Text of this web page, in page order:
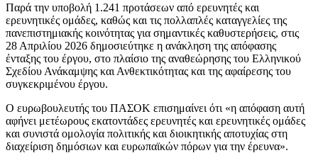
Παρά την υποβολή 1.241 προτάσεων από ερευνητές και
ερευνητικές ομάδες, καθώς και τις πολλαπλές καταγγελίες της
πανεπιστημιακής κοινότητας για σημαντικές καθυστερήσεις, στις
28 Απριλίου 2026 δημοσιεύτηκε η ανάκληση της απόφασης
ένταξης του έργου, στο πλαίσιο της αναθεώρησης του Ελληνικού
Σχεδίου Ανάκαμψης και Ανθεκτικότητας και της αφαίρεσης του
συγκεκριμένου έργου.
Ο ευρωβουλευτής του ΠΑΣΟΚ επισημαίνει ότι «η απόφαση αυτή
αφήνει μετέωρους εκατοντάδες ερευνητές και ερευνητικές ομάδες
και συνιστά ομολογία πολιτικής και διοικητικής αποτυχίας στη
διαχείριση δημόσιων και ευρωπαϊκών πόρων για την έρευνα».